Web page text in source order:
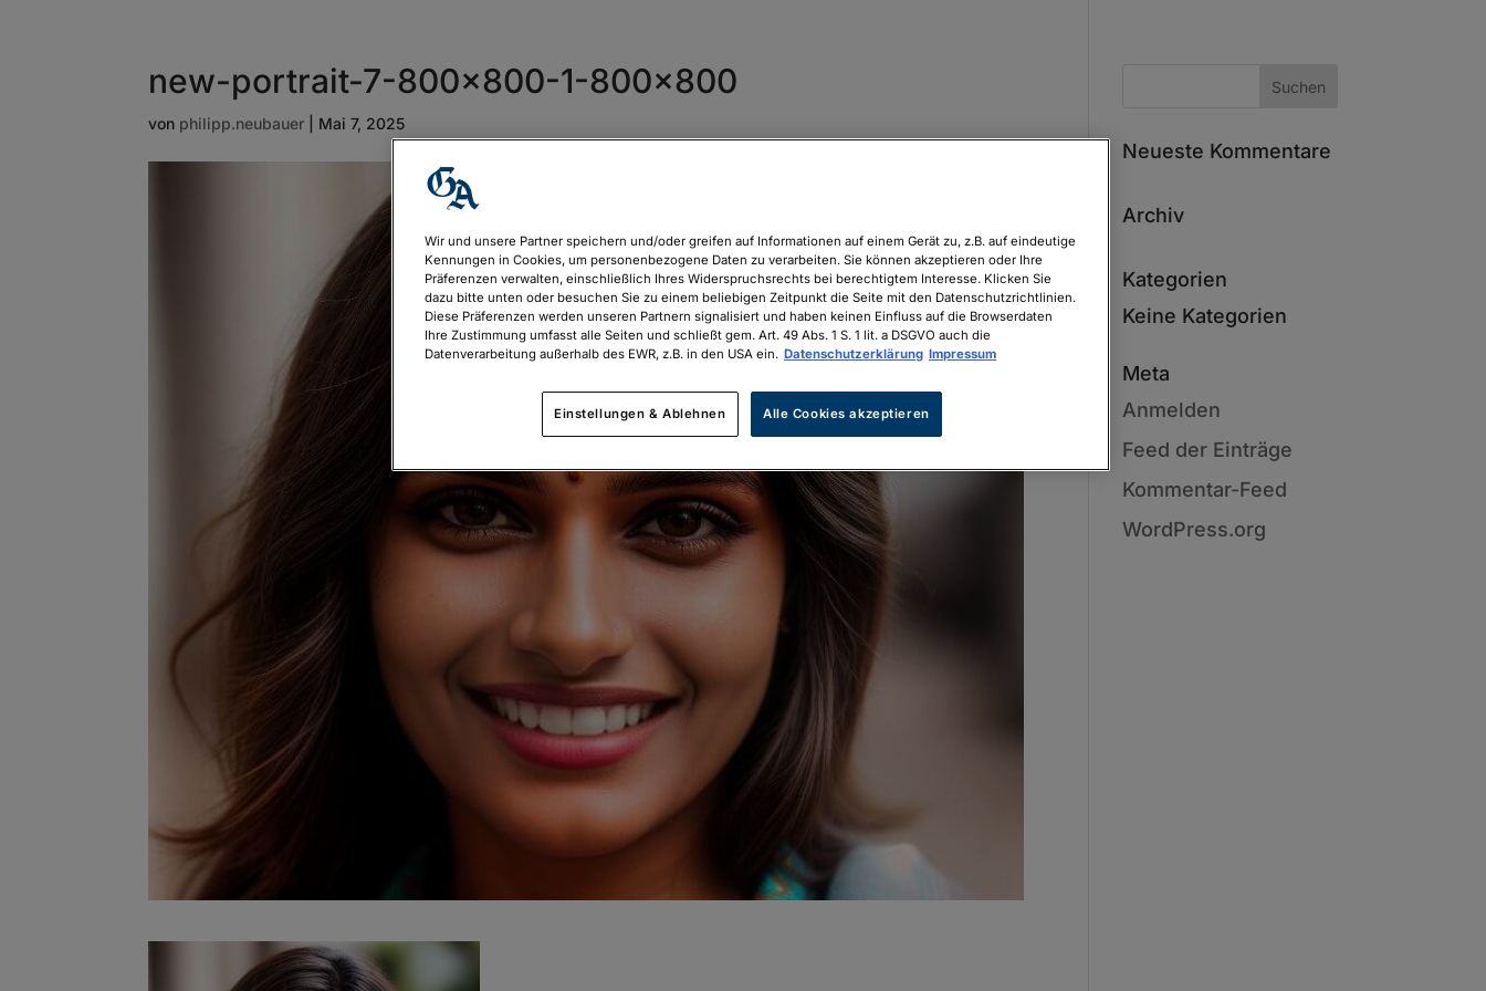
new-portrait-7-800×800-1-800×800
von philipp.neubauer Mai 7, 2025
Neueste Kommentare
Archiv
Kategorien
Keine Kategorien
Meta
Anmelden
Feed der Einträge
Kommentar-Feed
WordPress.org
Wir und unsere Partner speichern und/oder greifen auf Informationen auf einem Gerät zu, z.B. auf eindeutige
Kennungen in Cookies, um personenbezogene Daten zu verarbeiten. Sie können akzeptieren oder Ihre
Präferenzen verwalten, einschließlich Ihres Widerspruchsrechts bei berechtigtem Interesse. Klicken Sie
dazu bitte unten oder besuchen Sie zu einem beliebigen Zeitpunkt die Seite mit den Datenschutzrichtlinien.
Diese Präferenzen werden unseren Partnern signalisiert und haben keinen Einfluss auf die Browserdaten
Ihre Zustimmung umfasst alle Seiten und schließt gem. Art. 49 Abs. 1 S. 1 lit. a DSGVO auch die
Datenverarbeitung außerhalb des EWR, z.B. in den USA ein. Datenschutzerklärung Impressum
Einstellungen & Ablehnen Alle Cookies akzeptieren